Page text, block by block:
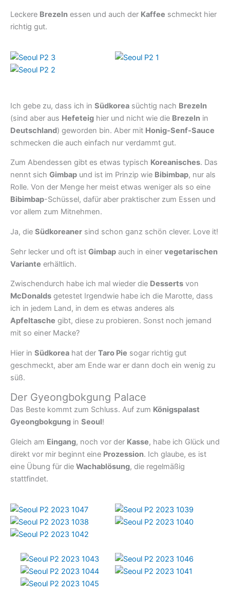
Leckere Brezeln essen und auch der Kaffee schmeckt hier
richtig gut.
Ich gebe zu, dass ich in Südkorea süchtig nach Brezeln
(sind aber aus Hefeteig hier und nicht wie die Brezeln in
Deutschland) geworden bin. Aber mit Honig-Senf-Sauce
schmecken die auch einfach nur verdammt gut.
Zum Abendessen gibt es etwas typisch Koreanisches. Das
nennt sich Gimbap und ist im Prinzip wie Bibimbap, nur als
Rolle. Von der Menge her meist etwas weniger als so eine
Bibimbap-Schüssel, dafür aber praktischer zum Essen und
vor allem zum Mitnehmen.
Ja, die Südkoreaner sind schon ganz schön clever. Love it!
Sehr lecker und oft ist Gimbap auch in einer vegetarischen
Variante erhältlich.
Zwischendurch habe ich mal wieder die Desserts von
McDonalds getestet Irgendwie habe ich die Marotte, dass
ich in jedem Land, in dem es etwas anderes als
Apfeltasche gibt, diese zu probieren. Sonst noch jemand
mit so einer Macke?
Hier in Südkorea hat der Taro Pie sogar richtig gut
geschmeckt, aber am Ende war er dann doch ein wenig zu
süß.
Der Gyeongbokgung Palace
Das Beste kommt zum Schluss. Auf zum Königspalast
Gyeongbokgung in Seoul!
Gleich am Eingang, noch vor der Kasse, habe ich Glück und
direkt vor mir beginnt eine Prozession. Ich glaube, es ist
eine Übung für die Wachablösung, die regelmäßig
stattfindet.